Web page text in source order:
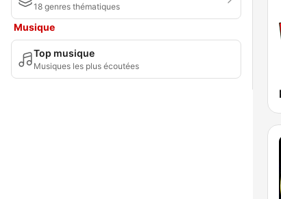
18 genres thématiques
Musique
Top musique
Musiques les plus écoutées